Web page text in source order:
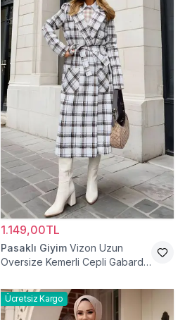
1.149,00TL
Pasaklı Giyim Vizon Uzun
Oversize Kemerli Cepli Gabardin
Ücretsiz Kargo